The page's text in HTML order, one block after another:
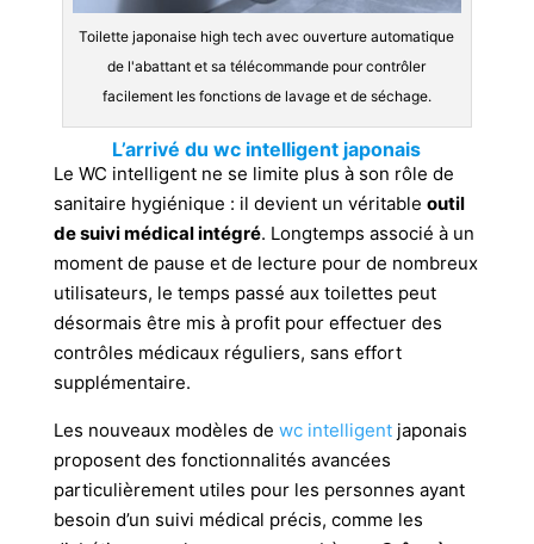
Toilette japonaise high tech avec ouverture automatique
de l'abattant et sa télécommande pour contrôler
facilement les fonctions de lavage et de séchage.
L’arrivé du wc intelligent japonais
Le WC intelligent ne se limite plus à son rôle de
sanitaire hygiénique : il devient un véritable outil
de suivi médical intégré. Longtemps associé à un
moment de pause et de lecture pour de nombreux
utilisateurs, le temps passé aux toilettes peut
désormais être mis à profit pour effectuer des
contrôles médicaux réguliers, sans effort
supplémentaire.
Les nouveaux modèles de wc intelligentjaponais
proposent des fonctionnalités avancées
particulièrement utiles pour les personnes ayant
besoin d’un suivi médical précis, comme les